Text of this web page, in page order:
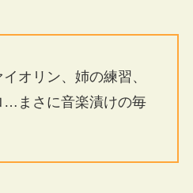
オリン、姉の練習、
…まさに音楽漬けの毎